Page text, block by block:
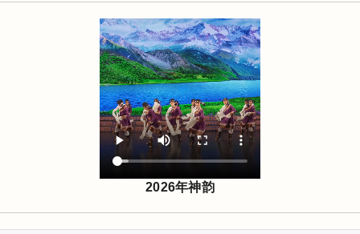
2026年神韵